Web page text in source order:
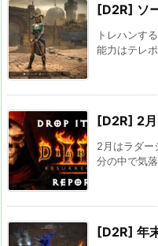
[D2R] ソ
トレハンす
能力はテレ
[D2R] 2月
2月はラダー
分の中で気
[D2R] 年